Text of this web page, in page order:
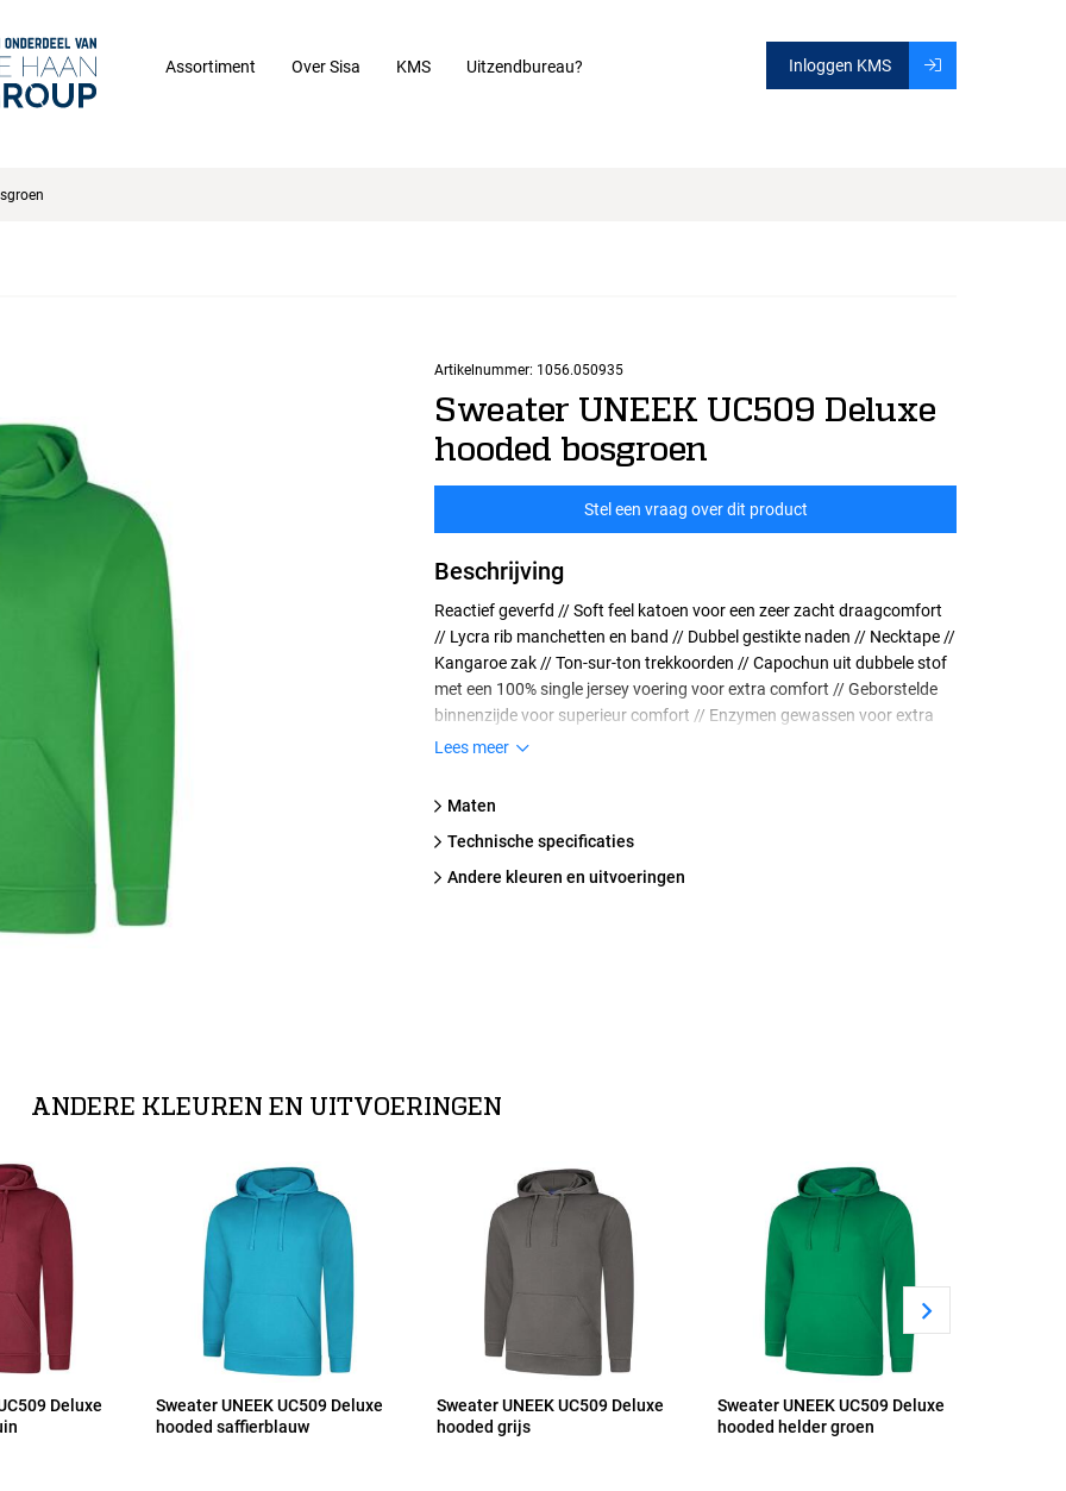
Assortiment Over Sisa KMS Uitzendbureau? Inloggen KMS
Artikelnummer: 1056.050935
Sweater UNEEK UC509 Deluxe
hooded bosgroen
Stel een vraag over dit product
Beschrijving
Reactief geverfd // Soft feel katoen voor een zeer zacht draagcomfort
// Lycra rib manchetten en band // Dubbel gestikte naden // Necktape //
Kangaroe zak // Ton-sur-ton trekkoorden // Capochun uit dubbele stof
met een 100% single jersey voering voor extra comfort // Geborstelde
binnenzijde voor superieur comfort // Enzymen gewassen voor extra
zacht draagcomfort en verminderde krimp // Tailored fit
Lees meer
Maten
technische specificaties
Andere kleuren en uitvoeringen
ANDERE KLEUREN EN UITVOERINGEN
Deluxe
Sweater UNEEK UC509 Deluxe
hooded saffierblauw
Sweater UNEEK UC509 Deluxe
hooded grijs
Sweater UNEEK UC509 Deluxe
hooded helder groen